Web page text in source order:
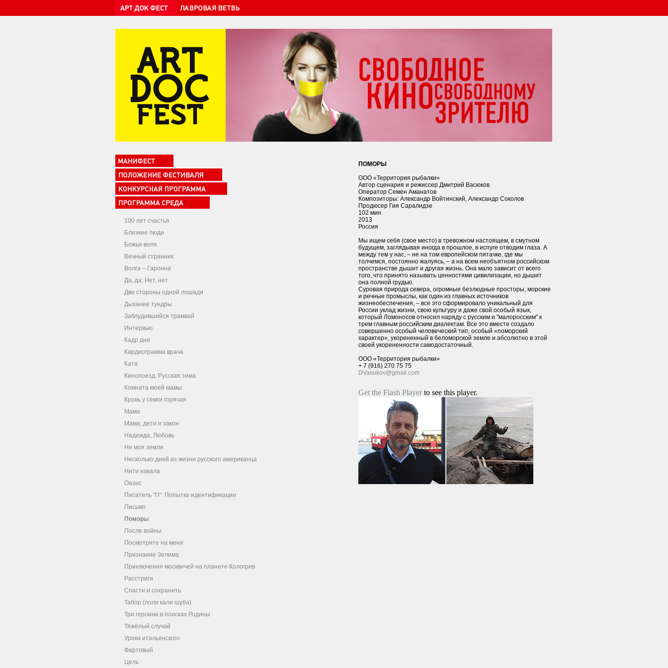
100 лет счастья
Близкие люди
Божья воля
Вечный странник
Волга – Гаронна
Да, да; Нет, нет
Две стороны одной лошади
Дыхание тундры
Заблудившийся трамвай
Интервью
Кадр дня
Кардиограмма врача
Катя
Кинопоезд. Русская зима
Комната моей мамы
Кровь у сёмги горячая
Мама
Мама, дети и закон
Надежда, Любовь
Не моя земля
Несколько дней из жизни русского американца
Нити накала
Оазис
Писатель "П". Попытка идентификации
Письмо
Поморы
После войны
Посмотрите на меня
Признание Зелима
Приключения москвичей на планете Кологрив
Расстриги
Спасти и сохранить
Табор (лоли кали шуба)
Три героини в поисках Родины
Тяжёлый случай
Уроки итальянского
Фартовый
Цель
ПОМОРЫ
ООО «Территория рыбалки»
Автор сценария и режиссер Дмитрий Васюков
Оператор Семен Аманатов
Композиторы: Александр Войтинский, Александр Соколов
Продюсер Гия Саралидзе
102 мин.
2013
Россия
Мы ищем себя (свое место) в тревожном настоящем, в смутном
будущем, заглядывая иногда в прошлое, в испуге отводим глаза. А
между тем у нас, – не на том европейском пятачке, где мы
толчемся, постоянно жалуясь, – а на всем необъятном российском
пространстве дышит и другая жизнь. Она мало зависит от всего
того, что принято называть ценностями цивилизации, но дышит
она полной грудью.
Суровая природа севера, огромные безлюдные просторы, морские
и речные промыслы, как один из главных источников
жизнеобеспечения, – все это сформировало уникальный для
России уклад жизни, свою культуру и даже свой особый язык,
который Ломоносов относил наряду с русским и "малоросским" к
трем главным российским диалектам. Все это вместе создало
совершенно особый человеческий тип, особый «поморский
характер», укорененный в беломорской земле и абсолютно в этой
своей укорененности самодостаточный.
ООО «Территория рыбалки»
+ 7 (916) 270 75 75
DVasukov@gmail.com
Get the Flash Player to see this player.